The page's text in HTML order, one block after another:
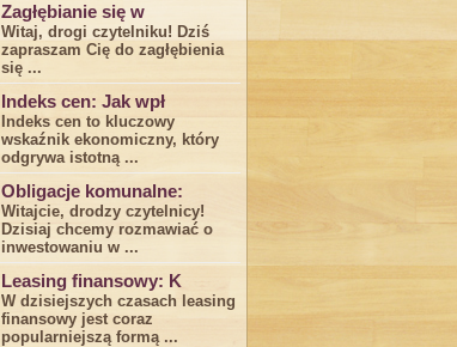
Zagłębianie się w
Witaj, drogi ⁤czytelniku! Dziś
zapraszam Cię do‍ zagłębienia
‍się⁢ ...
Indeks cen: Jak wpł
Indeks cen to kluczowy
wskaźnik ekonomiczny, który
odgrywa ​istotną ...
Obligacje komunalne:
Witajcie, drodzy czytelnicy!
Dzisiaj chcemy rozmawiać o
inwestowaniu w ...
Leasing finansowy: K
W dzisiejszych czasach leasing ​
finansowy jest ⁢coraz
popularniejszą formą ...